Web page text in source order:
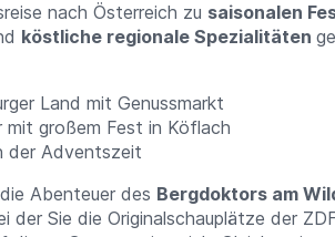
nach Österreich zu saisonalen
köstliche regionale Spezialitäten
Land mit Genussmarkt
mit großem Fest in Köflach
der Adventszeit
Abenteuer des Bergdoktors am
der Sie die Originalschauplätze der